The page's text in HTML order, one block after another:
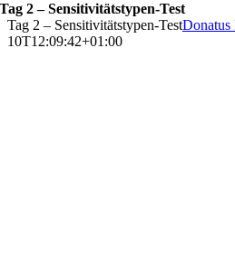
Tag 2 – Sensitivitätstypen-Test
Tag 2 – Sensitivitätstypen-Test
10T12:09:42+01:00